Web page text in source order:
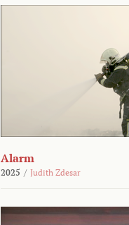
Alarm
2025 / Judith Zdesar